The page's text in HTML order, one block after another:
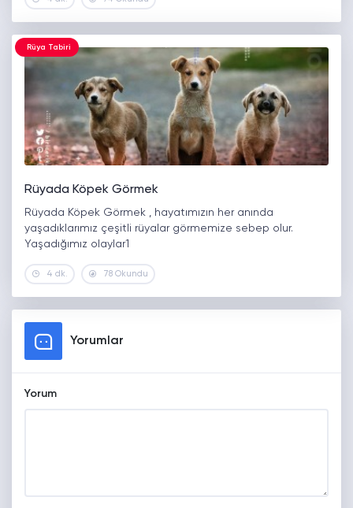
Rüya Tabiri
Rüyada Köpek Görmek
Rüyada Köpek Görmek , hayatımızın her anında
yaşadıklarımız çeşitli rüyalar görmemize sebep olur.
Yaşadığımız olaylar1
4 dk. 78 Okundu
Yorumlar
Yorum